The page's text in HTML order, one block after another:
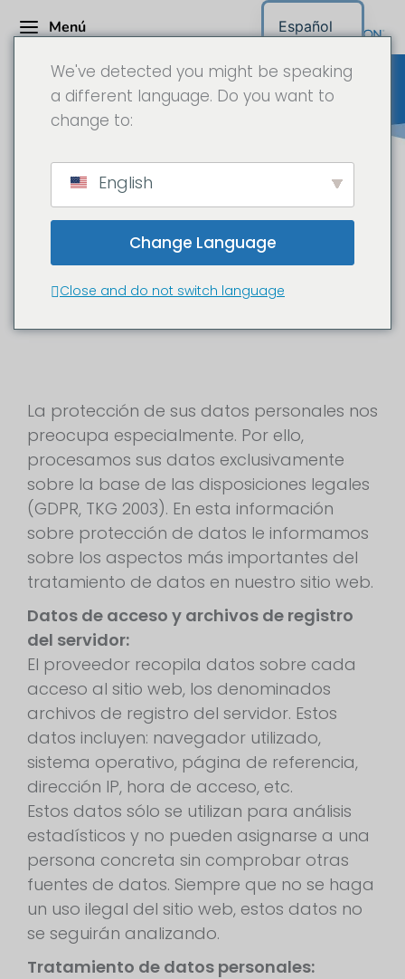
Menú
Declaración sobre el deber de
informar
(Política de privacidad)
La protección de sus datos personales nos
preocupa especialmente. Por ello,
procesamos sus datos exclusivamente
sobre la base de las disposiciones legales
(GDPR, TKG 2003). En esta información
sobre protección de datos le informamos
sobre los aspectos más importantes del
tratamiento de datos en nuestro sitio web.
Datos de acceso y archivos de registro
del servidor:
El proveedor recopila datos sobre cada
acceso al sitio web, los denominados
archivos de registro del servidor. Estos
datos incluyen: navegador utilizado,
sistema operativo, página de referencia,
dirección IP, hora de acceso, etc.
Estos datos sólo se utilizan para análisis
estadísticos y no pueden asignarse a una
persona concreta sin comprobar otras
fuentes de datos. Siempre que no se haga
un uso ilegal del sitio web, estos datos no
se seguirán analizando.
Tratamiento de datos personales:
We've detected you might be speaking
a different language. Do you want to
change to:
English
Change Language
Close and do not switch language
Español